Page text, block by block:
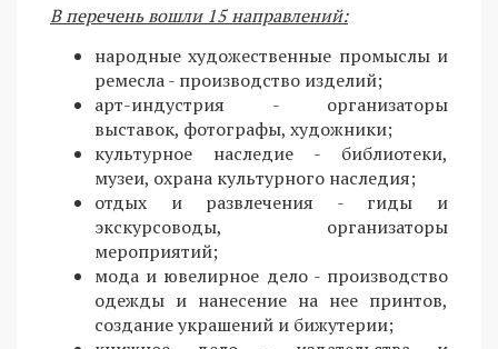
В перечень вошли 15 направлений:
народные художественные промыслы и
ремесла - производство изделий;
арт-индустрия - организаторы
выставок, фотографы, художники;
культурное наследие - библиотеки,
музеи, охрана культурного наследия;
отдых и развлечения - гиды и
экскурсоводы, организаторы
мероприятий;
мода и ювелирное дело - производство
одежды и нанесение на нее принтов,
создание украшений и бижутерии;